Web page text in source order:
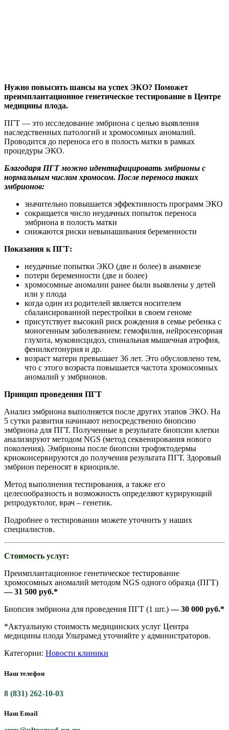
Нужно повысить шансы на успех ЭКО? Поможет
преимплантационное генетическое тестирование в Центре
медицины плода.
ПГТ — это исследование эмбриона с целью выявления
наследственных патологий и хромосомных аномалий.
Проводится до переноса его в полость матки в рамках
процедуры ЭКО.
Благодаря ПГТ можно идентифицировать эмбрионы с
нормальным числом хромосом. После переноса таких
эмбрионов:
значительно повышается эффективность программ ЭКО
сокращается число неудачных попыток переноса
эмбриона в полость матки
снижаются риски невынашивания беременности
Показания к ПГТ:
неудачные попытки ЭКО (две и более) в анамнезе
потери беременности (две и более)
хромосомные аномалии ранее были выявлены у детей
или у плода
когда один из родителей является носителем
сбалансированной перестройки в своем геноме
присутствует высокий риск рождения в семье ребенка с
моногенным заболеванием: гемофилия, нейросенсорная
глухота, муковисцидоз, спинальная мышечная атрофия,
фенилкетонурия и др.
возраст матери превышает 36 лет. Это обусловлено тем,
что с этого возраста повышается частота хромосомных
аномалий у эмбрионов.
Принцип проведения ПГТ
Анализ эмбриона выполняется после других этапов ЭКО. На
5 сутки развития начинают непосредственно биопсию
эмбриона для ПГТ. Полученные в результате биопсии клетки
анализируют методом NGS (метод секвенирования нового
поколения). Эмбрионы после биопсии трофэктодермы
криоконсервируются до получения результата ПГТ. Здоровый
эмбрион переносят в криоцикле.
Метод выполнения тестирования, а также его
целесообразность и возможность определяют курирующий
репродуктолог, врач – генетик.
Подробнее о тестировании можете уточнить у наших
специалистов.
Стоимость услуг:
Преимплантационное генетическое тестирование
хромосомных аномалий методом NGS одного образца (ПГТ)
— 31 500 руб.*
Биопсия эмбриона для проведения ПГТ (1 шт.)— 30 000 руб.*
*Актуальную стоимость медицинских услуг Центра
медицины плода Ультрамед уточняйте у администраторов.
Категории: Новости клиники
Наш телефон
8 (831) 262-10-03
Наш Email